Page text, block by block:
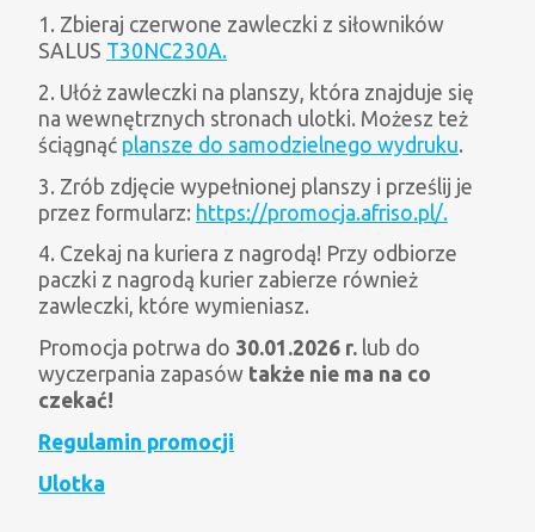
1. Zbieraj czerwone zawleczki z siłowników
SALUS T30NC230A.
2. Ułóż zawleczki na planszy, która znajduje się
na wewnętrznych stronach ulotki. Możesz też
ściągnąć plansze do samodzielnego wydruku.
3. Zrób zdjęcie wypełnionej planszy i prześlij je
przez formularz: https://promocja.afriso.pl/.
4. Czekaj na kuriera z nagrodą! Przy odbiorze
paczki z nagrodą kurier zabierze również
zawleczki, które wymieniasz.
Promocja potrwa do 30.01.2026 r. lub do
wyczerpania zapasów także nie ma na co
czekać!
Regulamin promocji
Ulotka